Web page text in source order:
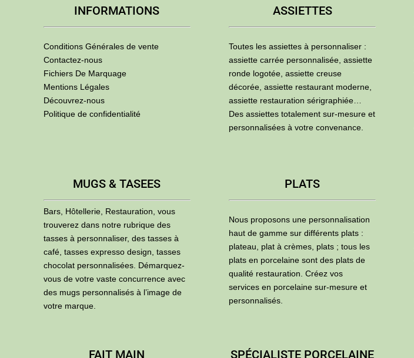
INFORMATIONS
Conditions Générales de vente
Contactez-nous
Fichiers De Marquage
Mentions Légales
Découvrez-nous
Politique de confidentialité
ASSIETTES
Toutes les assiettes à personnaliser :
assiette carrée personnalisée, assiette
ronde logotée, assiette creuse
décorée, assiette restaurant moderne,
assiette restauration sérigraphiée…
Des assiettes totalement sur-mesure et
personnalisées à votre convenance.
MUGS & TASEES
Bars, Hôtellerie, Restauration, vous
trouverez dans notre rubrique des
tasses à personnaliser, des tasses à
café, tasses expresso design, tasses
chocolat personnalisées. Démarquez-
vous de votre vaste concurrence avec
des mugs personnalisés à l’image de
votre marque.
PLATS
Nous proposons une personnalisation
haut de gamme sur différents plats :
plateau, plat à crèmes, plats ; tous les
plats en porcelaine sont des plats de
qualité restauration. Créez vos
services en porcelaine sur-mesure et
personnalisés.
FAIT MAIN SPÉCIALISTE PORCELAINE